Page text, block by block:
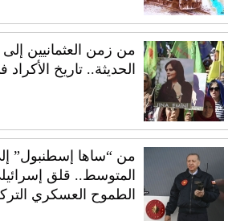
من زمن العثمانيين إلى
الحديثة.. تاريخ
من “ساها إسطنبول”
المتوسط.. قلق
الطموح العسكري